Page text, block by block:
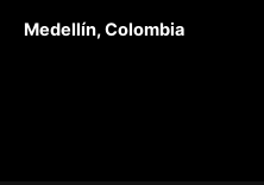
Medellín, Colombia